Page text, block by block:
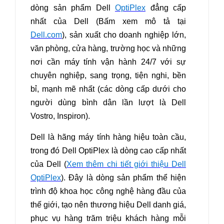
dòng sản phẩm Dell OptiPlex đẳng cấp
nhất của Dell (Bấm xem mô tả tại
Dell.com), sản xuất cho doanh nghiệp lớn,
văn phòng, cửa hàng, trường học và những
nơi cần máy tính vận hành 24/7 với sự
chuyên nghiệp, sang trọng, tiện nghi, bền
bỉ, mạnh mẽ nhất (các dòng cấp dưới cho
người dùng bình dân lần lượt là Dell
Vostro, Inspiron).
Dell là hãng máy tính hàng hiệu toàn cầu,
trong đó Dell OptiPlex là dòng cao cấp nhất
của Dell (Xem thêm chi tiết giới thiệu Dell
OptiPlex). Đây là dòng sản phẩm thể hiện
trình độ khoa học công nghệ hàng đầu của
thế giới, tạo nên thương hiệu Dell danh giá,
phục vụ hàng trăm triệu khách hàng mỗi